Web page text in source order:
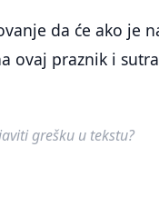
da će ako je
ovaj praznik i
grešku u tekstu?